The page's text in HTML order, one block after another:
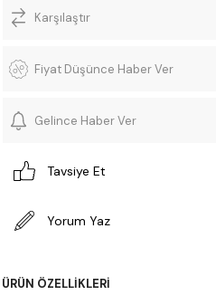
Karşılaştır
Fiyat Düşünce Haber Ver
Gelince Haber Ver
Tavsiye Et
Yorum Yaz
ÜRÜN ÖZELLIKLERI